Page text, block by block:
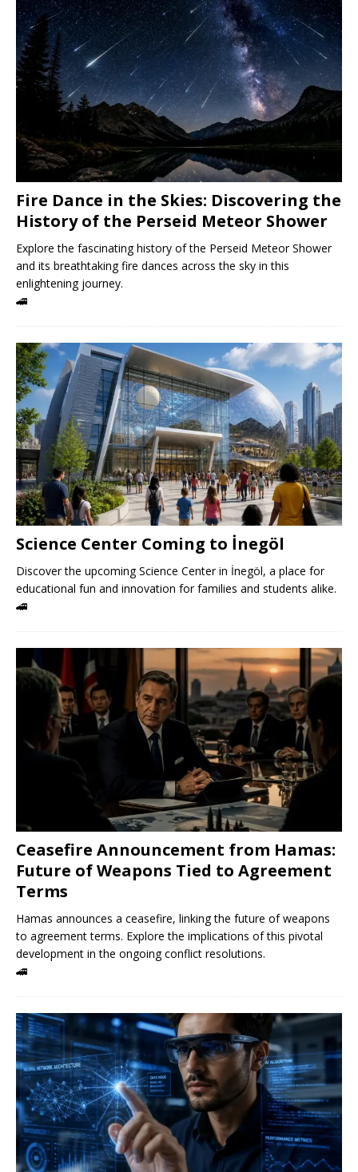
Fire Dance in the Skies: Discovering the
History of the Perseid Meteor Shower
Explore the fascinating history of the Perseid Meteor Shower
and its breathtaking fire dances across the sky in this
enlightening journey.
🚄
Science Center Coming to İnegöl
Discover the upcoming Science Center in İnegöl, a place for
educational fun and innovation for families and students alike.
🚄
Ceasefire Announcement from Hamas:
Future of Weapons Tied to Agreement
Terms
Hamas announces a ceasefire, linking the future of weapons
to agreement terms. Explore the implications of this pivotal
development in the ongoing conflict resolutions.
🚄